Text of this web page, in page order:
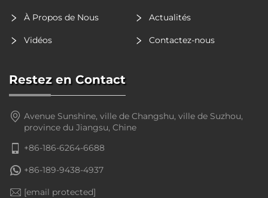
À Propos de Nous Actualités
Vidéos Contactez-nous
Restez en Contact
Avenue Sunshine, ville de Changshu, ville de Suzhou,
province du Jiangsu, Chine
+86-186-6264-6688
+86-189-9438-4937
[email protected]